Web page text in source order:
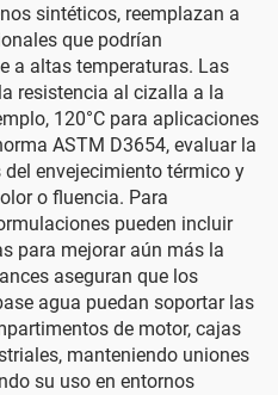
sintéticos, reemplazan a
que podrían
a altas temperaturas. Las
resistencia al cizalla a la
120°C para aplicaciones
ASTM D3654, evaluar la
envejecimiento térmico y
o fluencia. Para
pueden incluir
para mejorar aún más la
aseguran que los
agua puedan soportar las
de motor, cajas
manteniendo uniones
su uso en entornos